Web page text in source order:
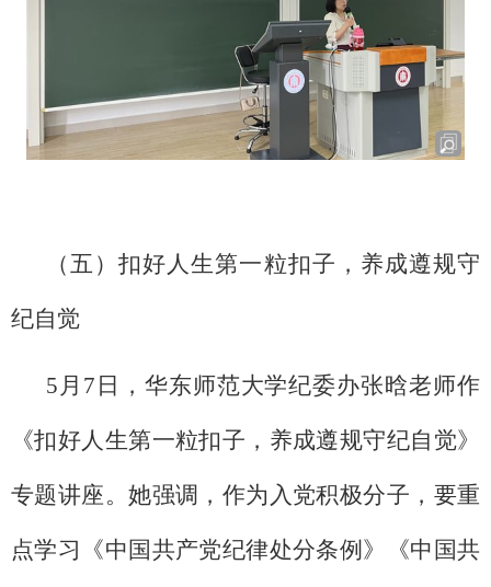
（五）扣好人生第一粒扣子，养成遵规守
纪自觉
5月7日，华东师范大学纪委办张晗老师作
《扣好人生第一粒扣子，养成遵规守纪自觉》
专题讲座。她强调，作为入党积极分子，要重
点学习《中国共产党纪律处分条例》《中国共